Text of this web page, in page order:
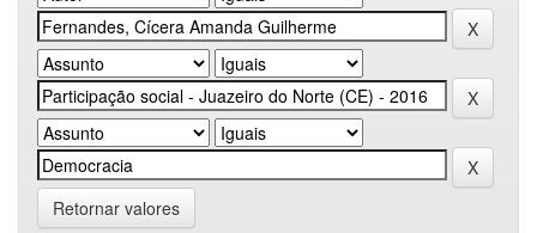
Retornar valores